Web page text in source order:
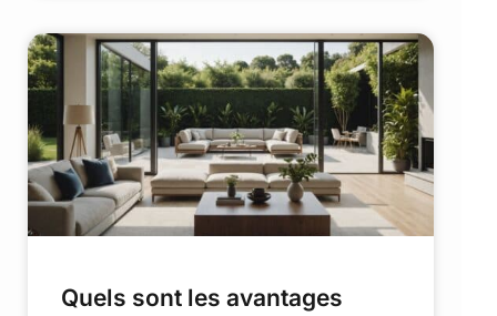
Quels sont les avantages